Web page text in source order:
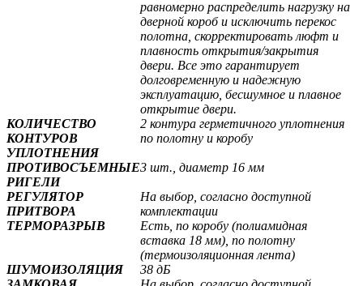
равномерно распределить нагрузку на
дверной короб и исключить перекос
полотна, скорректировать люфт и
плавность открытия/закрытия
двери. Все это гарантирует
долговременную и надежную
эксплуатацию, бесшумное и плавное
открытие двери.
КОЛИЧЕСТВО
КОНТУРОВ
УПЛОТНЕНИЯ
2 контура герметичного уплотнения
по полотну и коробу
ПРОТИВОСЪЕМНЫЕ
РИГЕЛИ
3 шт., диаметр 16 мм
РЕГУЛЯТОР
ПРИТВОРА
На выбор, согласно доступной
комплектации
ТЕРМОРАЗРЫВ
Есть, по коробу (полиамидная
вставка 18 мм), по полотну
(термоизоляционная лента)
ШУМОИЗОЛЯЦИЯ
38 дБ